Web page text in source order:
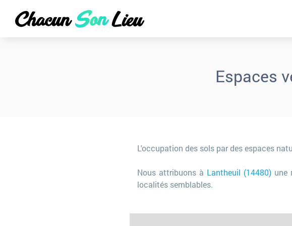
Espaces
L'occupation des sols par des espaces
Nous attribuons à Lantheuil (14480)une
localités semblables.